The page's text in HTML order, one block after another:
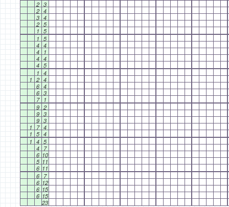
2 3
2 4
3 4
2 5
1 5
1 5
4 4
4
1
4 4
4 5
1 4
1 2 4
6 4
6 3
7
1
9 2
9 3
9 3
1
7 4
1 5 4
1 4 5
4 7
6 10
5 11
6 11
6 7
6 12
6 15
6 15
23